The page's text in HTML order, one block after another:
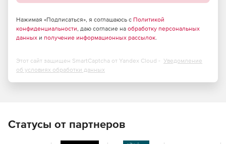
Нажимая «Подписаться», я соглашаюсь с Политикой
конфиденциальности, даю согласие на обработку персональных
данных и получение информационных рассылок.
Этот сайт защищен SmartCaptcha от Yandex Cloud - Уведомление
об условиях обработки данных
Статусы от партнеров